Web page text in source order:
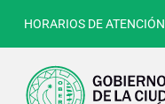
HORARIOS DE ATENCIÓN